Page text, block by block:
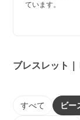
ています。
ブレスレット｜
すべて ビー